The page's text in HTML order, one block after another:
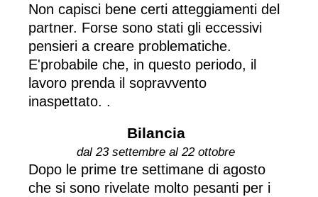
Non capisci bene certi atteggiamenti del
partner. Forse sono stati gli eccessivi
pensieri a creare problematiche.
E'probabile che, in questo periodo, il
lavoro prenda il sopravvento
inaspettato. .
Bilancia
dal 23 settembre al 22 ottobre
Dopo le prime tre settimane di agosto
che si sono rivelate molto pesanti per i